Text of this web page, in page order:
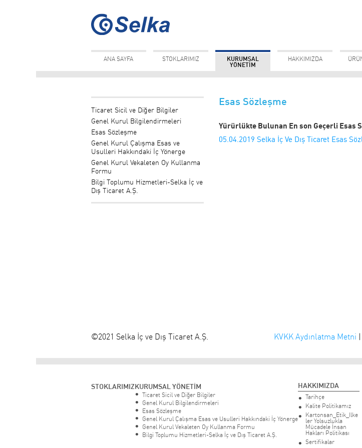
ANA SAYFA STOKLARIMIZ
KURUMSAL
YÖNETİM
HAKKIMIZDA
Ticaret Sicil ve Diğer Bilgiler
Genel Kurul Bilgilendirmeleri
Esas Sözleşme
Genel Kurul Çalışma Esas ve
Usulleri Hakkındaki İç Yönerge
Genel Kurul Vekaleten Oy Kullanma
Formu
Bilgi Toplumu Hizmetleri-Selka İç ve
Dış Ticaret A.Ş.
Esas Sözleşme
Yürürlükte Bulunan En son Geçerli Esas
05.04.2019 Selka İç Ve Dış Ticaret Esas
KVKK Aydınlatma Metni |
©2021 Selka İç ve Dış Ticaret A.Ş.
STOKLARIMIZKURUMSAL YÖNETİM
Ticaret Sicil ve Diğer Bilgiler
Genel Kurul Bilgilendirmeleri
Esas Sözleşme
Genel Kurul Çalışma Esas ve Usulleri Hakkındaki İç Yönerge
Genel Kurul Vekaleten Oy Kullanma Formu
Bilgi Toplumu Hizmetleri-Selka İç ve Dış Ticaret A.Ş.
HAKKIMIZDA
Tarihçe
Kalite Politikamız
Kartonsan_Etik_Ilke
ler Yolsuzlukla
Mücadele İnsan
Hakları Politikası
Sertifikalar